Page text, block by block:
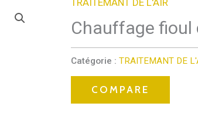
TRAITEMANT DE L'AIR
Chauffage fioul
Catégorie :TRAITEMANT DE
COMPARE